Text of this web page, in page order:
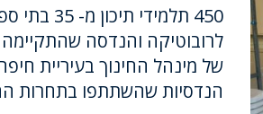
450
של מינהל החינוך בעיריית
הנדסיות שהשתתפו בתחרות